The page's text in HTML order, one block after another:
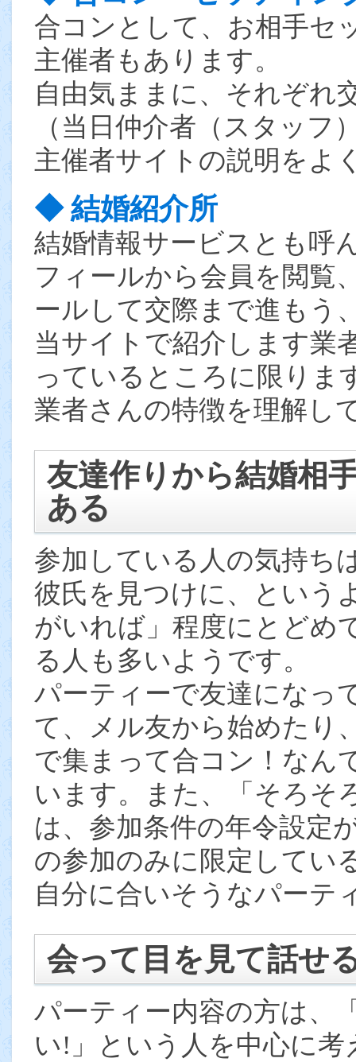
合コンとして、お相手セ
主催者もあります。
自由気ままに、それぞれ
（当日仲介者（スタッ
主催者サイトの説明をよ
◆ 結婚紹介所
結婚情報サービスとも呼
フィールから会員を閲覧
ールして交際まで進もう
当サイトで紹介します業
っているところに限りま
業者さんの特徴を理解し
友達作りから結婚相
ある
参加している人の気持ち
彼氏を見つけに、という
がいれば」程度にとどめ
る人も多いようです。
パーティーで友達になっ
て、メル友から始めたり
で集まって合コン！なん
います。また、「そろそ
は、参加条件の年令設定
の参加のみに限定してい
自分に合いそうなパーテ
会って目を見て話せ
パーティー内容の方は、
い!」という人を中心に